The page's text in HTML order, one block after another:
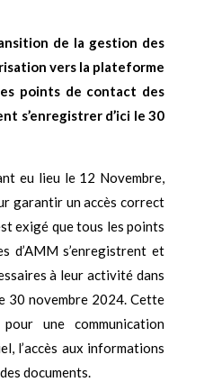
de la gestion des
vers la plateforme
points de contact des
s’enregistrer d’ici le 30
eu lieu le 12 Novembre,
garantir un accès correct
exigé que tous les points
d’AMM s’enregistrent et
à leur activité dans
30 novembre 2024. Cette
une communication
l’accès aux informations
documents.